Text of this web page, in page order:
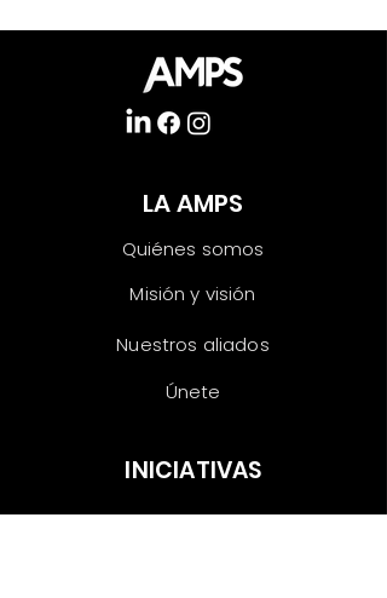
LA AMPS
Quiénes somos
Misión y visión
Nuestros aliados
Únete
INICIATIVAS